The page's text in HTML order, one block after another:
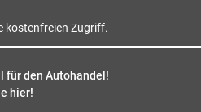
kostenfreien Zugriff.
für den Autohandel!
hier!